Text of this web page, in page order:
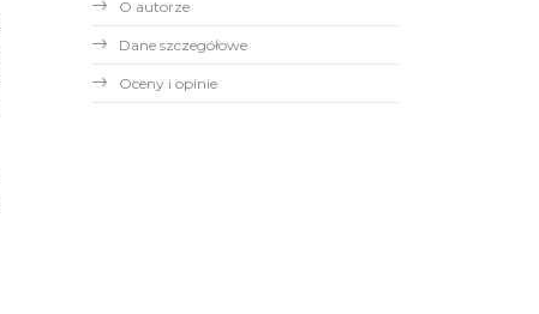
O autorze
Dane szczegółowe
Oceny i opinie